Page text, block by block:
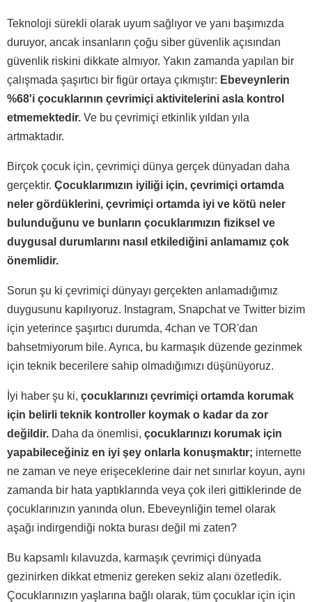
Teknoloji sürekli olarak uyum sağlıyor ve yanı başımızda
duruyor, ancak insanların çoğu siber güvenlik açısından
güvenlik riskini dikkate almıyor. Yakın zamanda yapılan bir
çalışmada şaşırtıcı bir figür ortaya çıkmıştır: Ebeveynlerin
%68'i çocuklarının çevrimiçi aktivitelerini asla kontrol
etmemektedir. Ve bu çevrimiçi etkinlik yıldan yıla
artmaktadır.
Birçok çocuk için, çevrimiçi dünya gerçek dünyadan daha
gerçektir. Çocuklarımızın iyiliği için, çevrimiçi ortamda
neler gördüklerini, çevrimiçi ortamda iyi ve kötü neler
bulunduğunu ve bunların çocuklarımızın fiziksel ve
duygusal durumlarını nasıl etkilediğini anlamamız çok
önemlidir.
Sorun şu ki çevrimiçi dünyayı gerçekten anlamadığımız
duygusunu kapılıyoruz. Instagram, Snapchat ve Twitter bizim
için yeterince şaşırtıcı durumda, 4chan ve TOR'dan
bahsetmiyorum bile. Ayrıca, bu karmaşık düzende gezinmek
için teknik becerilere sahip olmadığımızı düşünüyoruz.
İyi haber şu ki, çocuklarınızı çevrimiçi ortamda korumak
için belirli teknik kontroller koymak o kadar da zor
değildir. Daha da önemlisi, çocuklarınızı korumak için
yapabileceğiniz en iyi şey onlarla konuşmaktır; internette
ne zaman ve neye erişeceklerine dair net sınırlar koyun, aynı
zamanda bir hata yaptıklarında veya çok ileri gittiklerinde de
çocuklarınızın yanında olun. Ebeveynliğin temel olarak
aşağı indirgendiği nokta burası değil mi zaten?
Bu kapsamlı kılavuzda, karmaşık çevrimiçi dünyada
gezinirken dikkat etmeniz gereken sekiz alanı özetledik.
Çocuklarınızın yaşlarına bağlı olarak, tüm çocuklar için için